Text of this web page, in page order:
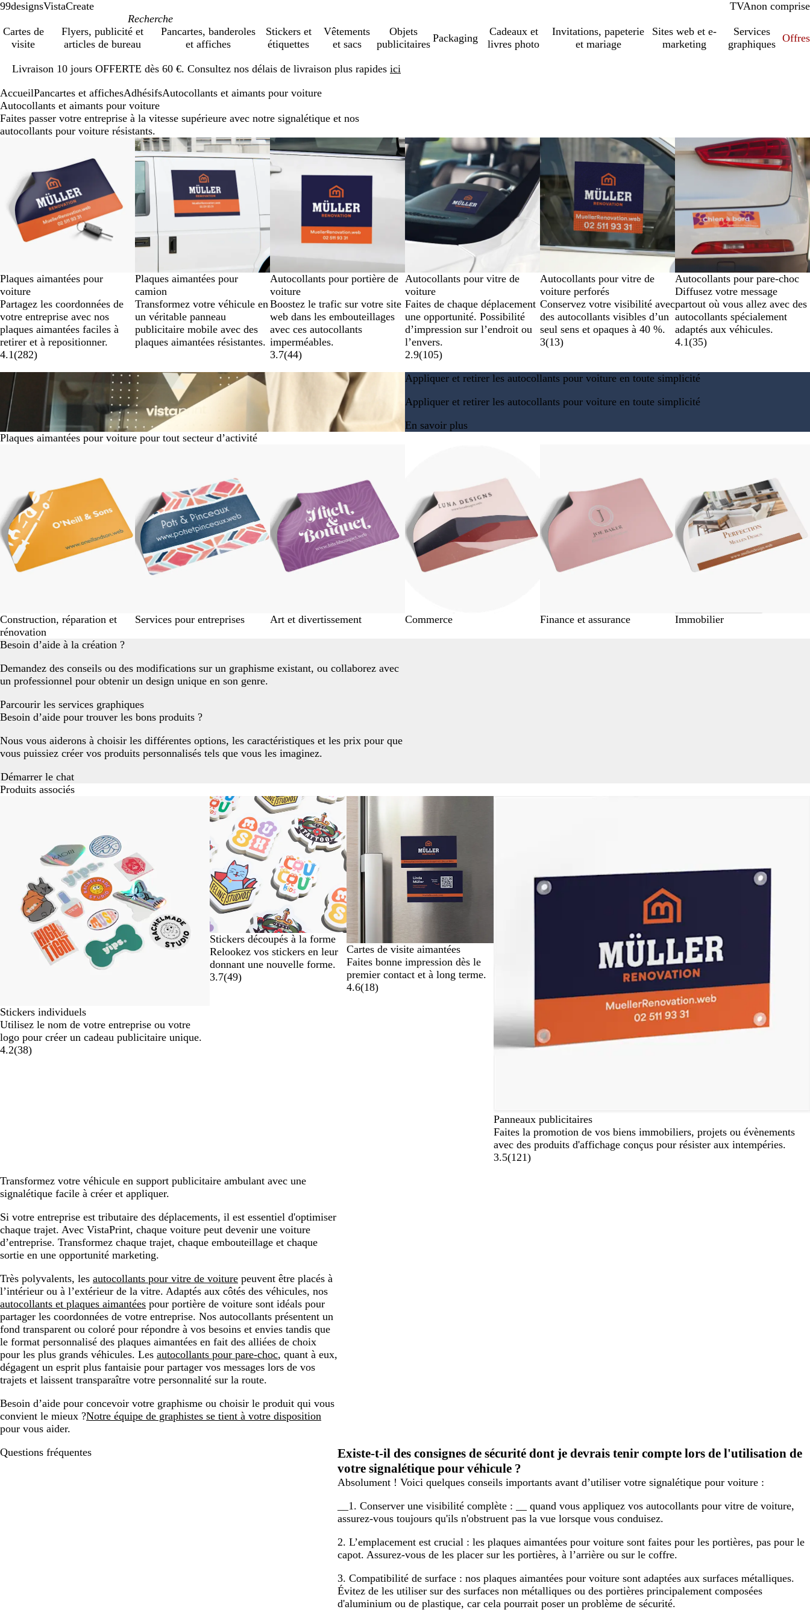
99designsVistaCreate TVAcomprise
non comprise
Cartes de
visite
Flyers, publicité et
articles de bureau
Pancartes, banderoles
et affiches
Stickers et
étiquettes
Vêtements
et sacs
Objets
publicitaires
Packaging
Cadeaux et
livres photo
Invitations, papeterie
et mariage
Sites web et e-
marketing
Services
graphiques
Offres
Livraison 10 jours OFFERTE dès 60 €. Consultez nos délais de livraison plus rapides ici
1
AccueilPancartes et affichesAdhésifsAutocollants et aimants pour voiture
Autocollants et aimants pour voiture
Faites passer votre entreprise à la vitesse supérieure avec notre signalétique et nos
autocollants pour voiture résistants.
Plaques aimantées pour
voiture
Partagez les coordonnées de
votre entreprise avec nos
plaques aimantées faciles à
retirer et à repositionner.
4.1(282)
Nouveau
Plaques aimantées pour
camion
Transformez votre véhicule en
un véritable panneau
publicitaire mobile avec des
plaques aimantées résistantes.
Nouvelles options
Autocollants pour portière de
voiture
Boostez le trafic sur votre site
web dans les embouteillages
avec ces autocollants
imperméables.
3.7(44)
Nouvelles options
Autocollants pour vitre de
voiture
Faites de chaque déplacement
une opportunité. Possibilité
d’impression sur l’endroit ou
l’envers.
2.9(105)
Nouvelles options
Autocollants pour vitre de
voiture perforés
Conservez votre visibilité avec
des autocollants visibles d’un
seul sens et opaques à 40 %.
3(13)
Nouvelles options
Autocollants pour pare-choc
Diffusez votre message
partout où vous allez avec des
autocollants spécialement
adaptés aux véhicules.
4.1(35)
Appliquer et retirer les autocollants pour voiture en toute simplicité
Appliquer et retirer les autocollants pour voiture en toute simplicité
En savoir plus
Plaques aimantées pour voiture pour tout secteur d’activité
Construction, réparation et
rénovation
Services pour entreprises Art et divertissement Commerce Finance et assurance Immobilier
Besoin d’aide à la création ?
Demandez des conseils ou des modifications sur un graphisme existant, ou collaborez avec
un professionnel pour obtenir un design unique en son genre.
Parcourir les services graphiques
Besoin d’aide pour trouver les bons produits ?
Nous vous aiderons à choisir les différentes options, les caractéristiques et les prix pour que
vous puissiez créer vos produits personnalisés tels que vous les imaginez.
Démarrer le chat
Produits associés
Stickers individuels
Utilisez le nom de votre entreprise ou votre
logo pour créer un cadeau publicitaire unique.
4.2(38)
Nouvelles options
Stickers découpés à la forme
Relookez vos stickers en leur
donnant une nouvelle forme.
3.7(49)
Cartes de visite aimantées
Faites bonne impression dès le
premier contact et à long terme.
4.6(18)
Panneaux publicitaires
Faites la promotion de vos biens immobiliers, projets ou évènements
avec des produits d'affichage conçus pour résister aux intempéries.
3.5(121)
Transformez votre véhicule en support publicitaire ambulant avec une
signalétique facile à créer et appliquer.
Si votre entreprise est tributaire des déplacements, il est essentiel d'optimiser
chaque trajet. Avec VistaPrint, chaque voiture peut devenir une voiture
d’entreprise. Transformez chaque trajet, chaque embouteillage et chaque
sortie en une opportunité marketing.
Très polyvalents, les autocollants pour vitre de voiture peuvent être placés à
l’intérieur ou à l’extérieur de la vitre. Adaptés aux côtés des véhicules, nos
autocollants et plaques aimantées pour portière de voiture sont idéals pour
partager les coordonnées de votre entreprise. Nos autocollants présentent un
fond transparent ou coloré pour répondre à vos besoins et envies tandis que
le format personnalisé des plaques aimantées en fait des alliées de choix
pour les plus grands véhicules. Les autocollants pour pare-choc, quant à eux,
dégagent un esprit plus fantaisie pour partager vos messages lors de vos
trajets et laissent transparaître votre personnalité sur la route.
Besoin d’aide pour concevoir votre graphisme ou choisir le produit qui vous
convient le mieux ?Notre équipe de graphistes se tient à votre disposition
pour vous aider.
Questions fréquentes
Existe-t-il des consignes de sécurité dont je devrais tenir compte lors de l'utilisation de
votre signalétique pour véhicule ?
Absolument ! Voici quelques conseils importants avant d’utiliser votre signalétique pour voiture :
__1. Conserver une visibilité complète : __ quand vous appliquez vos autocollants pour vitre de voiture,
assurez-vous toujours qu'ils n'obstruent pas la vue lorsque vous conduisez.
2. L’emplacement est crucial : les plaques aimantées pour voiture sont faites pour les portières, pas pour le
capot. Assurez-vous de les placer sur les portières, à l’arrière ou sur le coffre.
3. Compatibilité de surface : nos plaques aimantées pour voiture sont adaptées aux surfaces métalliques.
Évitez de les utiliser sur des surfaces non métalliques ou des portières principalement composées
d'aluminium ou de plastique, car cela pourrait poser un problème de sécurité.